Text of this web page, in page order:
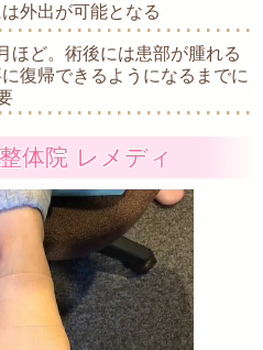
外出が可能となる
ほど。術後には患部が腫れる
復帰できるようになるまでに
体院 レメディ